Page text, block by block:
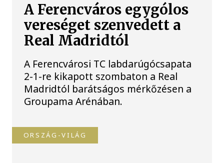
A Ferencváros egygólos
vereséget szenvedett a
Real Madridtól
A Ferencvárosi TC labdarúgócsapata
2-1-re kikapott szombaton a Real
Madridtól barátságos mérkőzésen a
Groupama Arénában.
ORSZÁG-VILÁG